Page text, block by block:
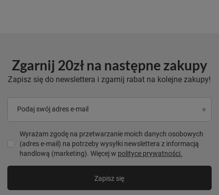
Zgarnij 20zł na następne zakupy
Zapisz się do newslettera i zgarnij rabat na kolejne zakupy!
Podaj swój adres e-mail
Wyrażam zgodę na przetwarzanie moich danych osobowych
(adres e-mail) na potrzeby wysyłki newslettera z informacją
handlową (marketing). Więcej w polityce prywatności.
Zapisz się